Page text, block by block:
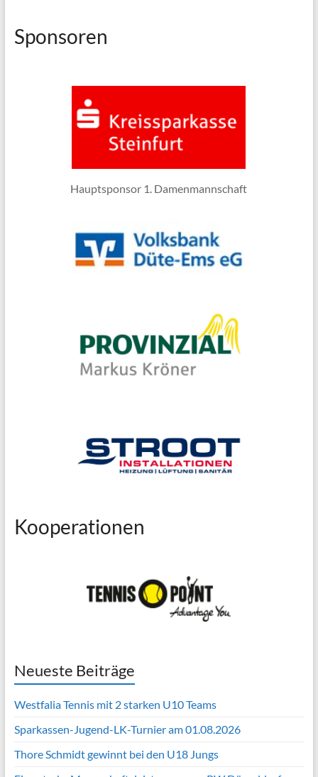
Sponsoren
Hauptsponsor 1. Damenmannschaft
Kooperationen
Neueste Beiträge
Westfalia Tennis mit 2 starken U10 Teams
Sparkassen-Jugend-LK-Turnier am 01.08.2026
Thore Schmidt gewinnt bei den U18 Jungs